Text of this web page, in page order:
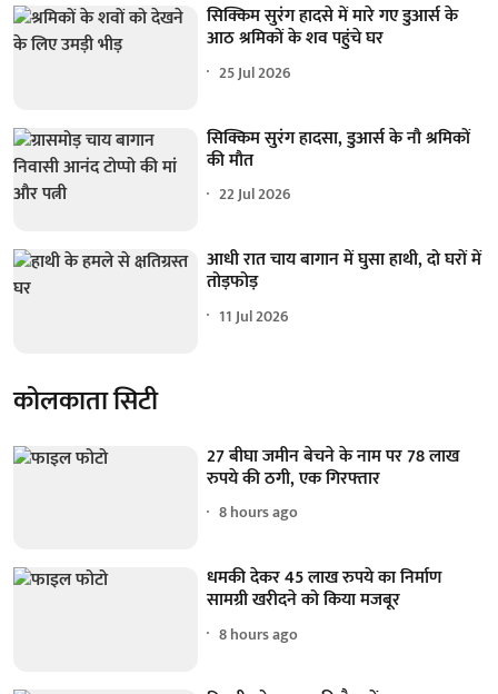
सिक्किम सुरंग हादसे में मारे गए डुआर्स के
आठ श्रमिकों के शव पहुंचे घर
25 Jul 2026
सिक्किम सुरंग हादसा, डुआर्स के नौ श्रमिकों
की मौत
22 Jul 2026
आधी रात चाय बागान में घुसा हाथी, दो घरों में
तोड़फोड़
11 Jul 2026
कोलकाता सिटी
27 बीघा जमीन बेचने के नाम पर 78 लाख
रुपये की ठगी, एक गिरफ्तार
8 hours ago
धमकी देकर 45 लाख रुपये का निर्माण
सामग्री खरीदने को किया मजबूर
8 hours ago